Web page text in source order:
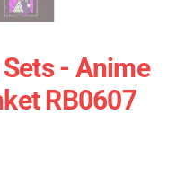
- Anime
RB0607